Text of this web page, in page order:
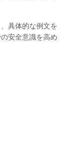
具体的な例文を
安全意識を高め